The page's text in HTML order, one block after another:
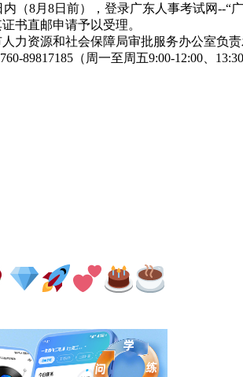
8月8日前），登录广东人事考试网--“
书直邮申请予以受理。
资源和社会保障局审批服务办公室负
89817185（周一至周五9:00-12:00、